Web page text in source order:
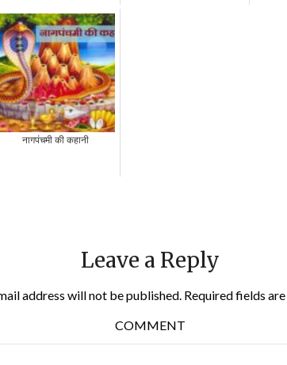
नागपंचमी की कहानी
Leave a Reply
address will not be published.Required fields
COMMENT